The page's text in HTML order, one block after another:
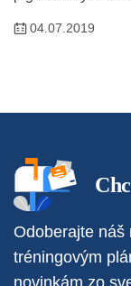
04.07.2019
Odoberajte náš
tréningovým
novinkám zo